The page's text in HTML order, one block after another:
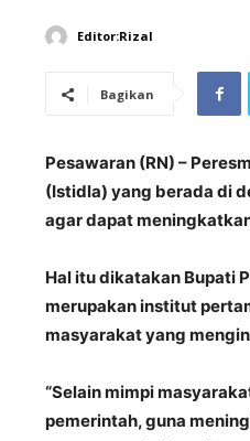
Editor:Rizal
Bagikan
Pesawaran (RN) –
(Istidla) yang berada di
agar dapat
Hal itu dikatakan Bupati
merupakan institut
masyarakat yang
“Selain mimpi
pemerintah, guna